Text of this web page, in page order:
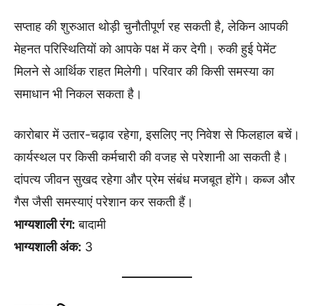
सप्ताह की शुरुआत थोड़ी चुनौतीपूर्ण रह सकती है, लेकिन आपकी
मेहनत परिस्थितियों को आपके पक्ष में कर देगी। रुकी हुई पेमेंट
मिलने से आर्थिक राहत मिलेगी। परिवार की किसी समस्या का
समाधान भी निकल सकता है।
कारोबार में उतार-चढ़ाव रहेगा, इसलिए नए निवेश से फिलहाल बचें।
कार्यस्थल पर किसी कर्मचारी की वजह से परेशानी आ सकती है।
दांपत्य जीवन सुखद रहेगा और प्रेम संबंध मजबूत होंगे। कब्ज और
गैस जैसी समस्याएं परेशान कर सकती हैं।
भाग्यशाली रंग: बादामी
भाग्यशाली अंक: 3